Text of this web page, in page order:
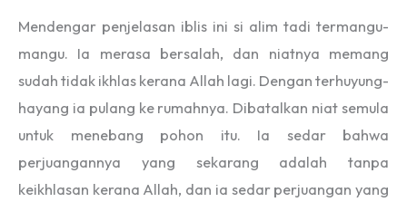
Mendengar penjelasan iblis ini si alim tadi termangu-
mangu. Ia merasa bersalah, dan niatnya memang
sudah tidak ikhlas kerana Allah lagi. Dengan terhuyung-
hayang ia pulang ke rumahnya. Dibatalkan niat semula
untuk menebang pohon itu. Ia sedar bahwa
perjuangannya yang sekarang adalah tanpa
keikhlasan kerana Allah, dan ia sedar perjuangan yang